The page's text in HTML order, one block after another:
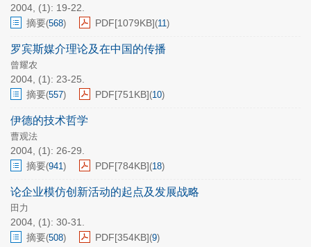
2004, (1): 19-22.
摘要(568) PDF[1079KB](11)
罗宾斯媒介理论及在中国的传播
曾耀农
2004, (1): 23-25.
摘要(557) PDF[751KB](10)
伊德的技术哲学
曹观法
2004, (1): 26-29.
摘要(941) PDF[784KB](18)
论企业模仿创新活动的起点及发展战略
田力
2004, (1): 30-31.
摘要(508) PDF[354KB](9)